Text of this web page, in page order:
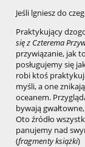
Jeśli lgniesz do
Praktykujący
się z Czterema
przywiązanie, jak
posługujemy się
robi ktoś
myśli, a one
oceanem.
bywają
Oto źródło
panujemy nad
(fragmenty książki)